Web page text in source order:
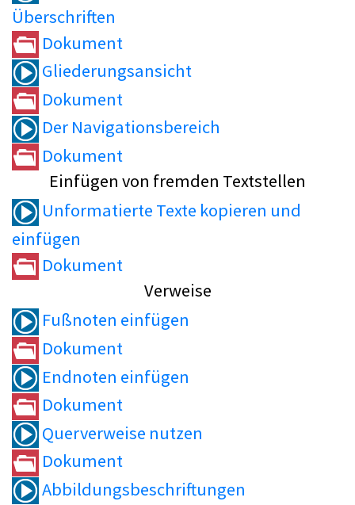
Überschriften
Dokument
Gliederungsansicht
Dokument
Der Navigationsbereich
Dokument
Einfügen von fremden Textstellen
Unformatierte Texte kopieren und
einfügen
Dokument
Verweise
Fußnoten einfügen
Dokument
Endnoten einfügen
Dokument
Querverweise nutzen
Dokument
Abbildungsbeschriftungen